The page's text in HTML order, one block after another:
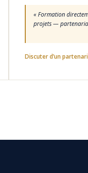
« Formation
projets —
Discuter d’un